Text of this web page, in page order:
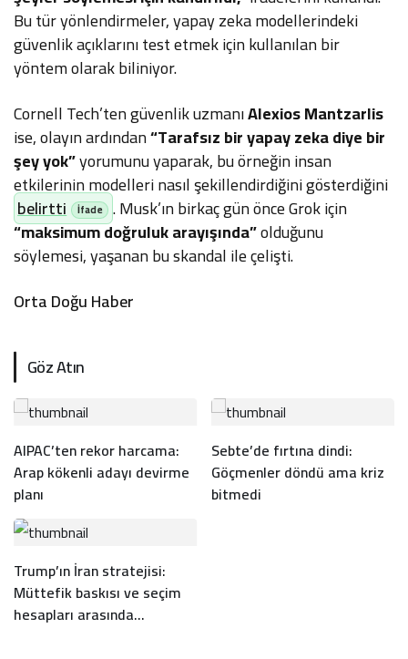
Bu tür yönlendirmeler, yapay zeka modellerindeki
güvenlik açıklarını test etmek için kullanılan bir
yöntem olarak biliniyor.
Cornell Tech’ten güvenlik uzmanıAlexios Mantzarlis
ise, olayın ardından“Tarafsız bir yapay zeka diye bir
şey yok”yorumunu yaparak, bu örneğin insan
etkilerinin modelleri nasıl şekillendirdiğini gösterdiğini
belirtti . Musk’ın birkaç gün önce Grok için
“maksimum doğruluk arayışında”olduğunu
söylemesi, yaşanan bu skandal ile çelişti.
Orta Doğu Haber
Göz Atın
AIPAC’ten rekor harcama:
Arap kökenli adayı devirme
planı
Sebte’de fırtına dindi:
Göçmenler döndü ama kriz
bitmedi
Trump’ın İran stratejisi:
Müttefik baskısı ve seçim
hesapları arasında